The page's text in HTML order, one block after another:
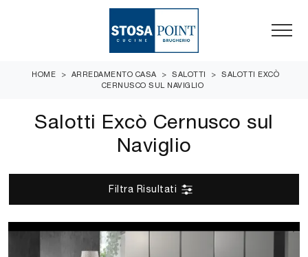
HOME > ARREDAMENTO CASA > SALOTTI >
SALOTTI EXCÒ
CERNUSCO SUL NAVIGLIO
Salotti Excò Cernusco sul
Naviglio
Filtra Risultati